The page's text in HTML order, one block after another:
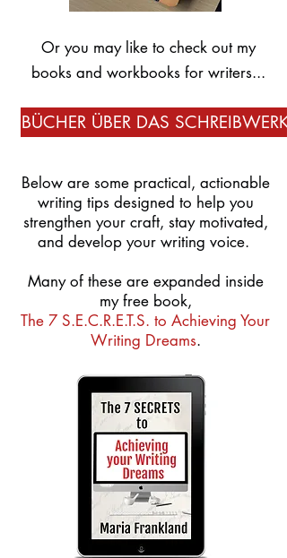
Or you may like to check out my
books and workbooks for writers...
BÜCHER ÜBER DAS SCHREIBWERK
Below are some practical, actionable
writing tips designed to help you
strengthen your craft, stay motivated,
and develop your writing voice.
Many of these are expanded inside
my free book,
The 7 S.E.C.R.E.T.S. to Achieving Your
Writing Dreams.